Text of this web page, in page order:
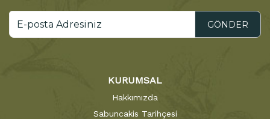
GÖNDER
KURUMSAL
Hakkımızda
Sabuncakis Tarihçesi